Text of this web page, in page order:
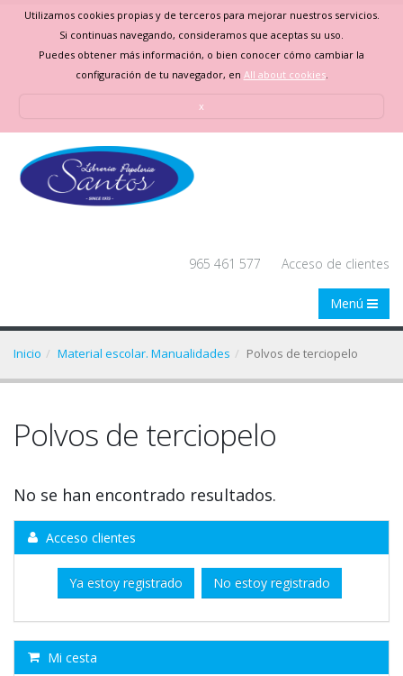
Utilizamos cookies propias y de terceros para mejorar nuestros servicios.
Si continuas navegando, consideramos que aceptas su uso.
Puedes obtener más información, o bien conocer cómo cambiar la
configuración de tu navegador, en All about cookies.
x
965 461 577 Acceso de clientes
Menú
Inicio Material escolar. Manualidades Polvos de terciopelo
Polvos de terciopelo
No se han encontrado resultados.
Acceso clientes
Ya estoy registrado No estoy registrado
Mi cesta